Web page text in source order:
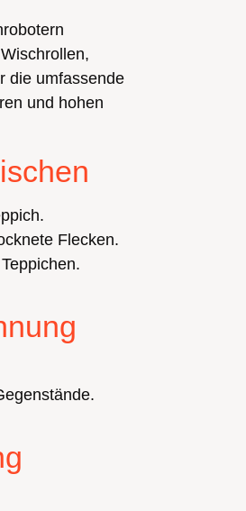
die umfassende
und hohen
Flecken.